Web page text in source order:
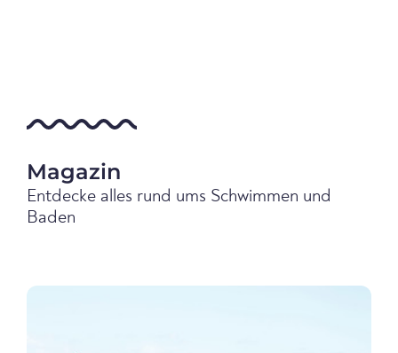
Magazin
Entdecke alles rund ums Schwimmen und
Baden